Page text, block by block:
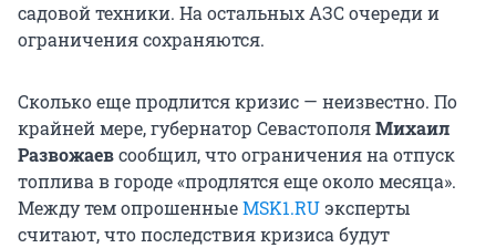
садовой техники. На остальных АЗС очереди и
ограничения сохраняются.
Сколько еще продлится кризис — неизвестно. По
крайней мере, губернатор СевастополяМихаил
Развожаевсообщил, что ограничения на отпуск
топлива в городе «продлятся еще около месяца».
Между тем опрошенныеMSK1.RUэксперты
считают, что последствия кризиса будут